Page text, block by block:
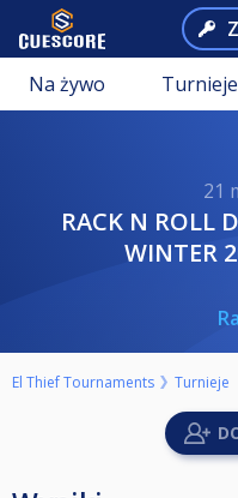
Na żywo Turnieje
21
RACK N ROLL DIVISION 1 PLAY-OFFS
WINTER
El Thief Tournaments Turnieje